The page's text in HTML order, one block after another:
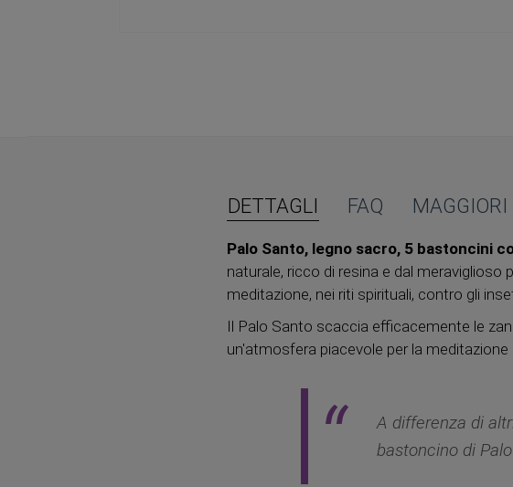
DETTAGLI
Palo Santo, legno sacro, 5 bastoncini
naturale, ricco di resina e dal
meditazione, nei riti spirituali, contro gli
Il Palo Santo scaccia efficacemente le
un'atmosfera piacevole per la
A differenza di
bastoncino di
FAQ